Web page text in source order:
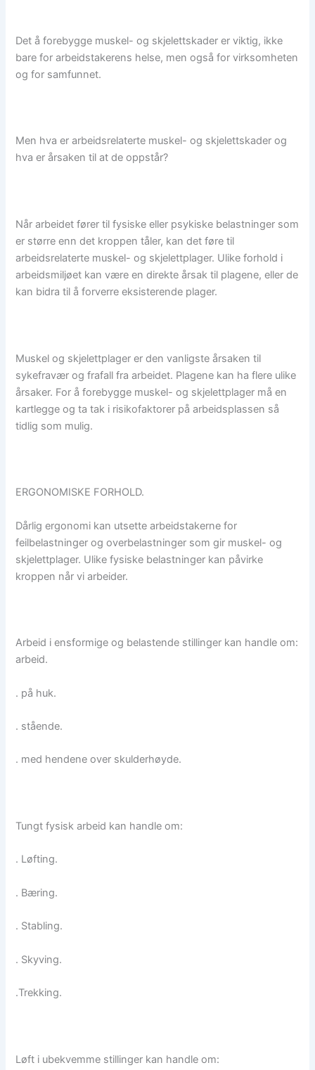
Det å forebygge muskel- og skjelettskader er viktig, ikke
bare for arbeidstakerens helse, men også for virksomheten
og for samfunnet.
Men hva er arbeidsrelaterte muskel- og skjelettskader og
hva er årsaken til at de oppstår?
Når arbeidet fører til fysiske eller psykiske belastninger som
er større enn det kroppen tåler, kan det føre til
arbeidsrelaterte muskel- og skjelettplager. Ulike forhold i
arbeidsmiljøet kan være en direkte årsak til plagene, eller de
kan bidra til å forverre eksisterende plager.
Muskel og skjelettplager er den vanligste årsaken til
sykefravær og frafall fra arbeidet. Plagene kan ha flere ulike
årsaker. For å forebygge muskel- og skjelettplager må en
kartlegge og ta tak i risikofaktorer på arbeidsplassen så
tidlig som mulig.
ERGONOMISKE FORHOLD.
Dårlig ergonomi kan utsette arbeidstakerne for
feilbelastninger og overbelastninger som gir muskel- og
skjelettplager. Ulike fysiske belastninger kan påvirke
kroppen når vi arbeider.
Arbeid i ensformige og belastende stillinger kan handle om:
arbeid.
. på huk.
. stående.
. med hendene over skulderhøyde.
Tungt fysisk arbeid kan handle om:
. Løfting.
. Bæring.
. Stabling.
. Skyving.
.Trekking.
Løft i ubekvemme stillinger kan handle om: